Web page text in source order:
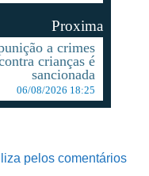
Proxima
a crimes
crianças é
sancionada
06/08/2026 18:25
pelos comentários